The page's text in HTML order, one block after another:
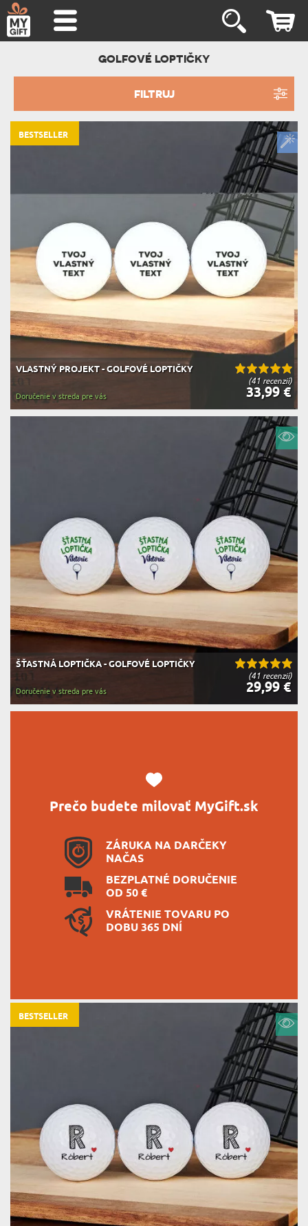
GOLFOVÉ LOPTIČKY
FILTRUJ
(41 recenzií)
VLASTNÝ PROJEKT - GOLFOVÉ LOPTIČKY
33,99 €
Doručenie v streda pre vás
BESTSELLER
(41 recenzií)
ŠŤASTNÁ LOPTIČKA - GOLFOVÉ LOPTIČKY
29,99 €
Doručenie v streda pre vás
Prečo budete milovať MyGift.sk
ZÁRUKA NA DARČEKY
NAČAS
BEZPLATNÉ DORUČENIE
OD 50 €
VRÁTENIE TOVARU PO
DOBU 365 DNÍ
BESTSELLER